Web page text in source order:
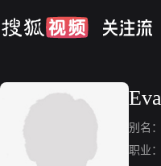
别名：
职业：